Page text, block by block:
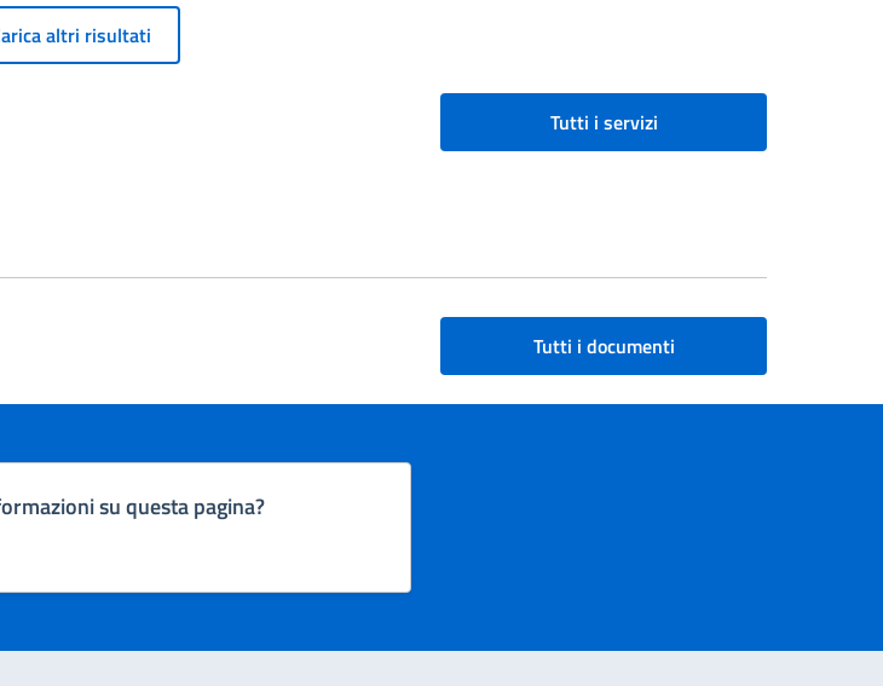
altri risultati
Tutti i servizi
Tutti i documenti
su questa pagina?
su 5
5